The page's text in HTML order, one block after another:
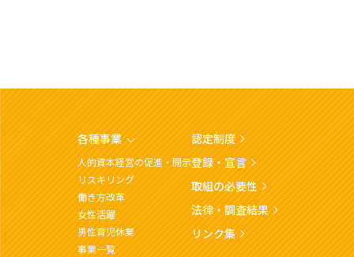
各種事業
人的資本経営の促進・開示
リスキリング
働き方改革
女性活躍
男性育児休業
事業一覧
認定制度
登録・宣言
取組の必要性
法律・調査結果
リンク集